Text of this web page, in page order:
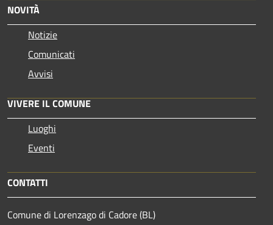
NOVITÀ
Notizie
Comunicati
Avvisi
VIVERE IL COMUNE
Luoghi
Eventi
CONTATTI
Comune di Lorenzago di Cadore (BL)